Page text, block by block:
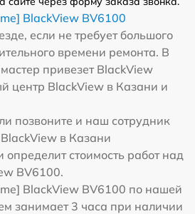
BlackView BV6100
если не требует большого
времени ремонта. В
привезет BlackView
центр BlackView в Казани и
позвоните и наш сотрудник
в Казани
определит стоимость работ над
BV6100.
BlackView BV6100 по нашей
занимает 3 часа при наличии